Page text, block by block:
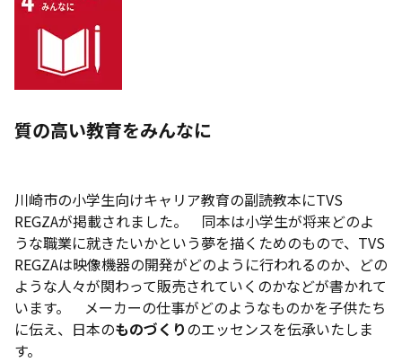
質の高い教育をみんなに
川崎市の小学生向けキャリア教育の副読教本にTVS
REGZAが掲載されました。 同本は小学生が将来どのよ
うな職業に就きたいかという夢を描くためのもので、TVS
REGZAは映像機器の開発がどのように行われるのか、どの
ような人々が関わって販売されていくのかなどが書かれて
います。 メーカーの仕事がどのようなものかを子供たち
に伝え、日本のものづくりのエッセンスを伝承いたしま
す。